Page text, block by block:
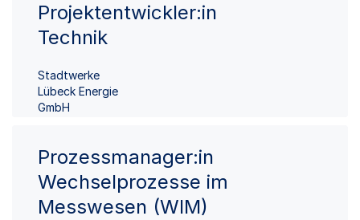
Projektentwickler:in
Technik
Stadtwerke
Lübeck Energie
GmbH
Prozessmanager:in
Wechselprozesse im
Messwesen (WIM)